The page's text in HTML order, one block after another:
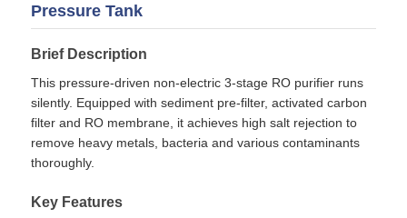
Dom
Produkty
Filmy
Pressure Tank
Brief Description
This pressure-driven non-electric 3-stage RO purifier runs
silently. Equipped with sediment pre-filter, activated carbon
filter and RO membrane, it achieves high salt rejection to
remove heavy metals, bacteria and various contaminants
thoroughly.
Key Features